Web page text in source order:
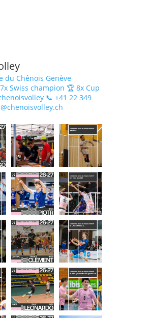
du Chênois Genève
Swiss champion 🏆 8x Cup
📞 +41 22 349